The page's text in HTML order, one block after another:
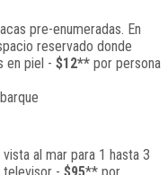
pre-enumeradas. En
reservado donde
en piel - $12**por persona
al mar para 1 hasta 3